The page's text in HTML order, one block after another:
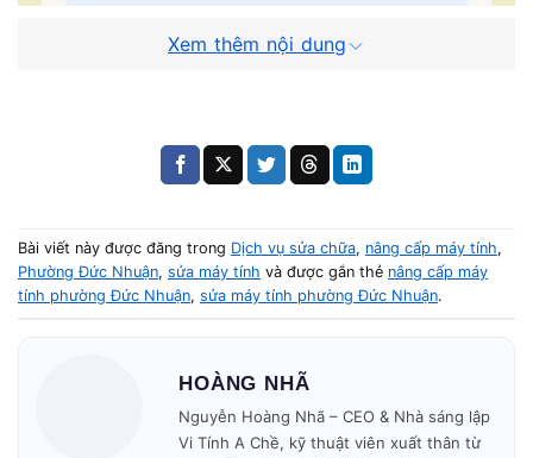
Bảo hành đầy đủ, hỗ trợ chu đáo sau khi sửa
Cam kết dịchBáo giá minh bạch - Không
ép giá.
Quy Trình Sửa Máy Tận Nơi
🚗 Có mặt tại nhà khách trong
🔧 Kiểm tra – báo giá – sửa nhanh trong ngày.
Xem thêm nội dung
Bài viết này được đăng trong Dịch vụ sửa chữa, nâng cấp máy tính,
Phường Đức Nhuận, sửa máy tính và được gắn thẻ nâng cấp máy
tính phường Đức Nhuận, sửa máy tính phường Đức Nhuận.
HOÀNG NHÃ
Nguyễn Hoàng Nhã – CEO & Nhà sáng lập
Vi Tính A Chề, kỹ thuật viên xuất thân từ